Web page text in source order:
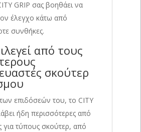
GRIP σας βοηθάει να
έλεγχο κάτω από
συνθήκες.
από τους
σκούτερ
επιδόσεών του, το CITY
ήδη περισσότερες από
για τύπους σκούτερ, από